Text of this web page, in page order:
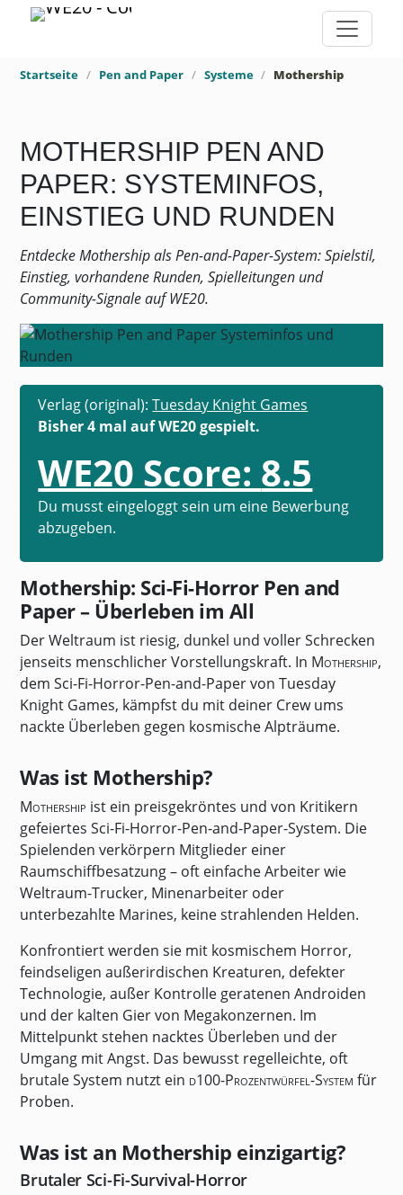
Startseite Pen and Paper Systeme Mothership
MOTHERSHIP PEN AND
PAPER: SYSTEMINFOS,
EINSTIEG UND RUNDEN
Entdecke Mothership als Pen-and-Paper-System: Spielstil,
Einstieg, vorhandene Runden, Spielleitungen und
Community-Signale auf WE20.
Verlag (original):Tuesday Knight Games
Bisher 4 mal auf WE20 gespielt.
WE20 Score: 8.5
Du musst eingeloggt sein um eine Bewerbung
abzugeben.
Mothership: Sci-Fi-Horror Pen and
Paper – Überleben im All
Der Weltraum ist riesig, dunkel und voller Schrecken
jenseits menschlicher Vorstellungskraft. In Mothership,
dem Sci-Fi-Horror-Pen-and-Paper von Tuesday
Knight Games, kämpfst du mit deiner Crew ums
nackte Überleben gegen kosmische Alpträume.
Was ist Mothership?
Mothership ist ein preisgekröntes und von Kritikern
gefeiertes Sci-Fi-Horror-Pen-and-Paper-System. Die
Spielenden verkörpern Mitglieder einer
Raumschiffbesatzung – oft einfache Arbeiter wie
Weltraum-Trucker, Minenarbeiter oder
unterbezahlte Marines, keine strahlenden Helden.
Konfrontiert werden sie mit kosmischem Horror,
feindseligen außerirdischen Kreaturen, defekter
Technologie, außer Kontrolle geratenen Androiden
und der kalten Gier von Megakonzernen. Im
Mittelpunkt stehen nacktes Überleben und der
Umgang mit Angst. Das bewusst regelleichte, oft
brutale System nutzt ein d100-Prozentwürfel-System für
Proben.
Was ist an Mothership einzigartig?
Brutaler Sci-Fi-Survival-Horror